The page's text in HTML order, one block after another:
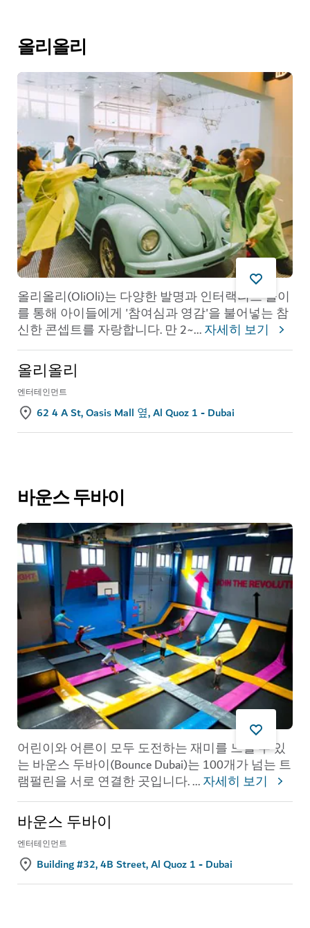
올리올리
올리올리(OliOli)는 다양한 발명과 인터랙티브 놀이
를 통해 아이들에게 '참여심과 영감'을 불어넣는 참
신한 콘셉트를 자랑합니다. 만 2~...자세히 보기
올리올리
엔터테인먼트
62 4 A St, Oasis Mall 옆, Al Quoz 1 - Dubai
바운스 두바이
어린이와 어른이 모두 도전하는 재미를 느낄 수 있
는 바운스 두바이(Bounce Dubai)는 100개가 넘는 트
램펄린을 서로 연결한 곳입니다....자세히 보기
바운스 두바이
엔터테인먼트
Building #32, 4B Street, Al Quoz 1 - Dubai